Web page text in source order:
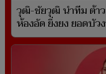
วุฒิ-ชัยวุฒิ นำทีม ต้าว
ห้องอัด ยิ่งยง ยอดบัว